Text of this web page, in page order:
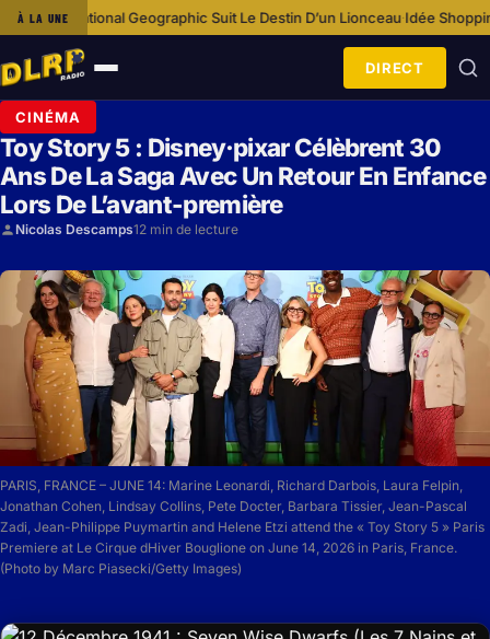
À LA UNESuit Le Destin D’un Lionceau· Idée Shopping : Loungefly Disney
Ouvrir
le
menu
DIRECT
CINÉMA
Toy Story 5 : Disney·pixar Célèbrent 30
Ans De La Saga Avec Un Retour En Enfance
Lors De L’avant-première
Nicolas Descamps12 min de lecture
PARIS, FRANCE – JUNE 14: Marine Leonardi, Richard Darbois, Laura Felpin,
Jonathan Cohen, Lindsay Collins, Pete Docter, Barbara Tissier, Jean-Pascal
Zadi, Jean-Philippe Puymartin and Helene Etzi attend the « Toy Story 5 » Paris
Premiere at Le Cirque dHiver Bouglione on June 14, 2026 in Paris, France.
(Photo by Marc Piasecki/Getty Images)